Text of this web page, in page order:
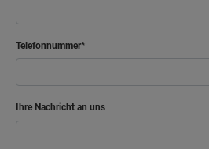
Telefonnummer
Ihre Nachricht an uns